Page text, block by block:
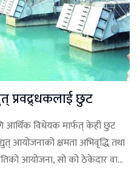
प्रवद्र्धकलाई छुट
आर्थिक विधेयक मार्फत् केही छुट
आयोजनाको क्षमता अभिवृद्धि तथा
आयोजना, सो को ठेकेदार वा...